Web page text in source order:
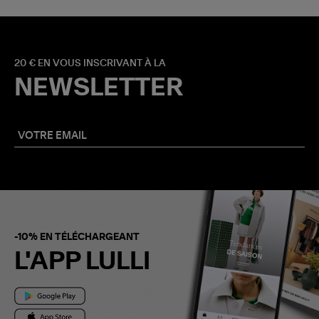
20 € EN VOUS INSCRIVANT À LA
NEWSLETTER
-10% EN TÉLÉCHARGEANT
L'APP LULLI